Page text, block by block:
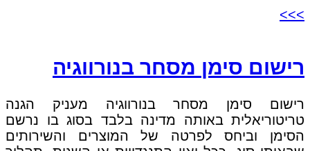
>>>
רישום סימן מסחר בנורווגיה
רישום סימן מסחר בנורווגיה מעניק הגנה
טריטוריאלית באותה מדינה בלבד בסוג בו נרשם
הסימן וביחס לפרטה של המוצרים והשירותים